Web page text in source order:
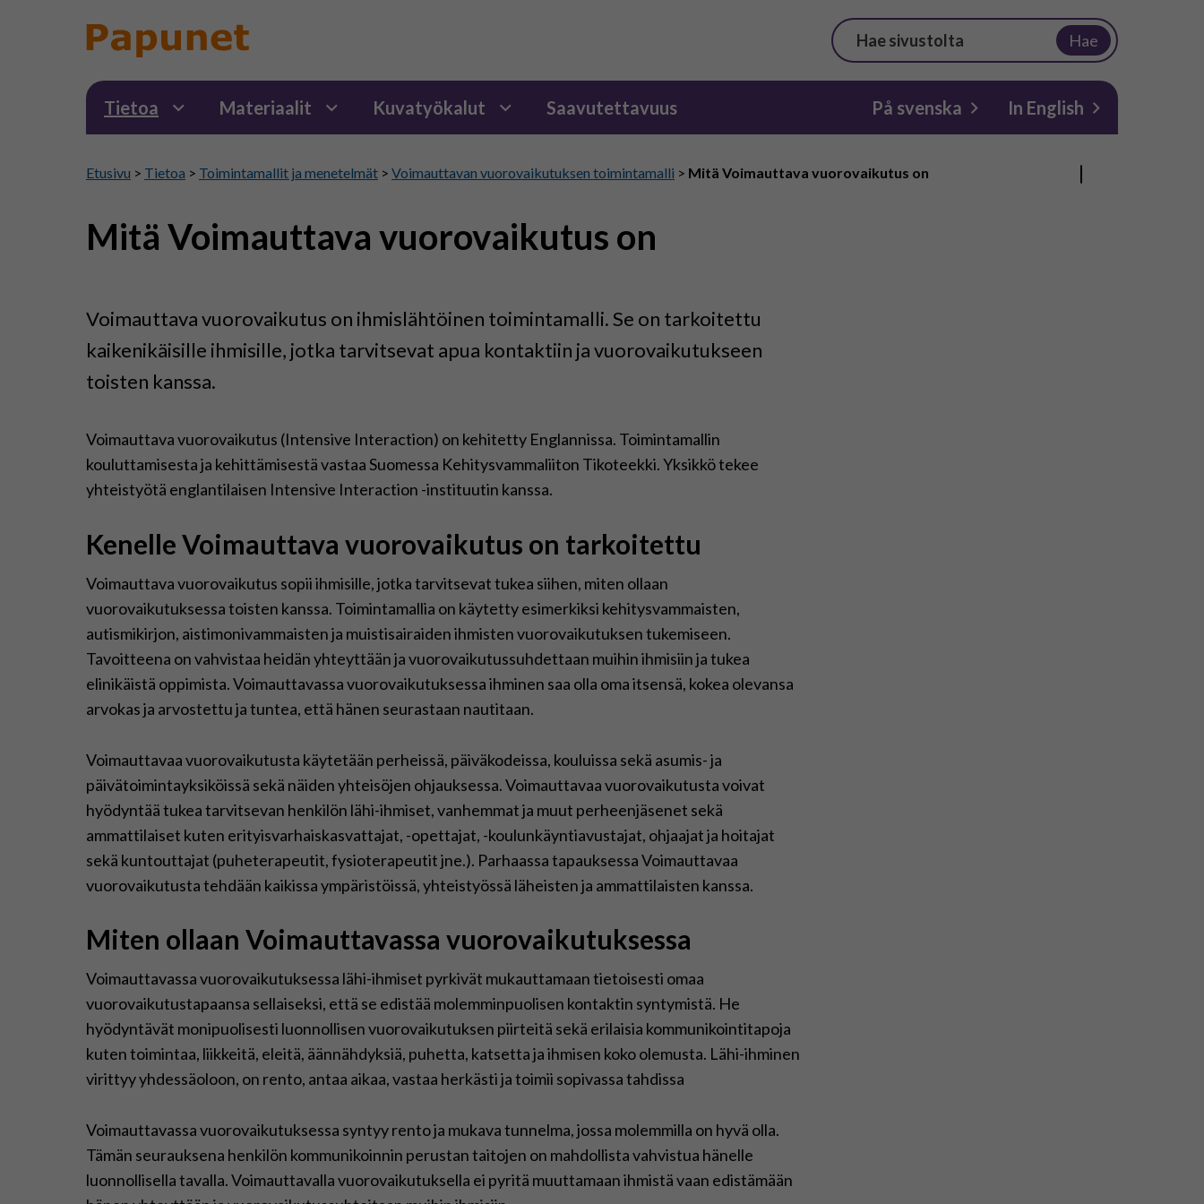
Hae
Tietoa Materiaalit Kuvatyökalut Saavutettavuus På svenska In English
Etusivu > Tietoa > Toimintamallit ja menetelmät > Voimauttavan vuorovaikutuksen toimintamalli > Mitä Voimauttava vuorovaikutus on
Mitä Voimauttava vuorovaikutus on
Voimauttava vuorovaikutus on ihmislähtöinen toimintamalli. Se on tarkoitettu
kaikenikäisille ihmisille, jotka tarvitsevat apua kontaktiin ja vuorovaikutukseen
toisten kanssa.
Voimauttava vuorovaikutus (Intensive Interaction) on kehitetty Englannissa. Toimintamallin
kouluttamisesta ja kehittämisestä vastaa Suomessa Kehitysvammaliiton Tikoteekki. Yksikkö tekee
yhteistyötä englantilaisen Intensive Interaction -instituutin kanssa.
Kenelle Voimauttava vuorovaikutus on tarkoitettu
Voimauttava vuorovaikutus sopii ihmisille, jotka tarvitsevat tukea siihen, miten ollaan
vuorovaikutuksessa toisten kanssa. Toimintamallia on käytetty esimerkiksi kehitysvammaisten,
autismikirjon, aistimonivammaisten ja muistisairaiden ihmisten vuorovaikutuksen tukemiseen.
Tavoitteena on vahvistaa heidän yhteyttään ja vuorovaikutussuhdettaan muihin ihmisiin ja tukea
elinikäistä oppimista. Voimauttavassa vuorovaikutuksessa ihminen saa olla oma itsensä, kokea olevansa
arvokas ja arvostettu ja tuntea, että hänen seurastaan nautitaan.
Voimauttavaa vuorovaikutusta käytetään perheissä, päiväkodeissa, kouluissa sekä asumis- ja
päivätoimintayksiköissä sekä näiden yhteisöjen ohjauksessa. Voimauttavaa vuorovaikutusta voivat
hyödyntää tukea tarvitsevan henkilön lähi-ihmiset, vanhemmat ja muut perheenjäsenet sekä
ammattilaiset kuten erityisvarhaiskasvattajat, -opettajat, -koulunkäyntiavustajat, ohjaajat ja hoitajat
sekä kuntouttajat (puheterapeutit, fysioterapeutit jne.). Parhaassa tapauksessa Voimauttavaa
vuorovaikutusta tehdään kaikissa ympäristöissä, yhteistyössä läheisten ja ammattilaisten kanssa.
Miten ollaan Voimauttavassa vuorovaikutuksessa
Voimauttavassa vuorovaikutuksessa lähi-ihmiset pyrkivät mukauttamaan tietoisesti omaa
vuorovaikutustapaansa sellaiseksi, että se edistää molemminpuolisen kontaktin syntymistä. He
hyödyntävät monipuolisesti luonnollisen vuorovaikutuksen piirteitä sekä erilaisia kommunikointitapoja
kuten toimintaa, liikkeitä, eleitä, äännähdyksiä, puhetta, katsetta ja ihmisen koko olemusta. Lähi-ihminen
virittyy yhdessäoloon, on rento, antaa aikaa, vastaa herkästi ja toimii sopivassa tahdissa
Voimauttavassa vuorovaikutuksessa syntyy rento ja mukava tunnelma, jossa molemmilla on hyvä olla.
Tämän seurauksena henkilön kommunikoinnin perustan taitojen on mahdollista vahvistua hänelle
luonnollisella tavalla. Voimauttavalla vuorovaikutuksella ei pyritä muuttamaan ihmistä vaan edistämään